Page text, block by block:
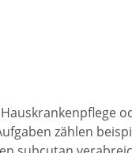
zählen